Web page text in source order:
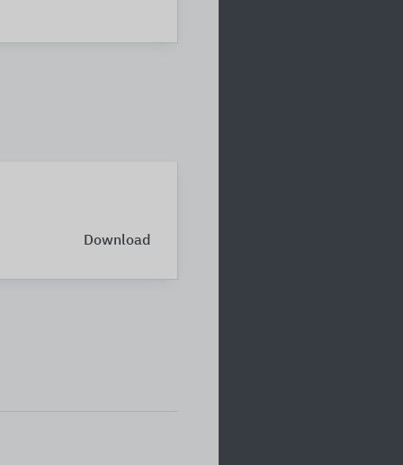
Download